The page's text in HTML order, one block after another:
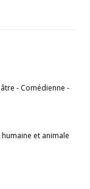
- Comédienne -
et animale